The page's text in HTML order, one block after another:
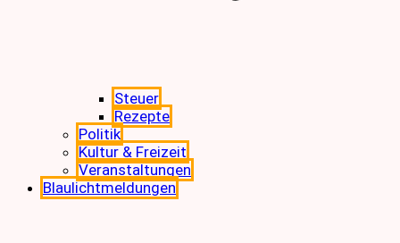
Steuer
Rezepte
Politik
Kultur & Freizeit
Veranstaltungen
Blaulichtmeldungen